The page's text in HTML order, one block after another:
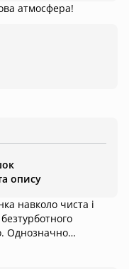
атмосфера!
опису
навколо чиста і